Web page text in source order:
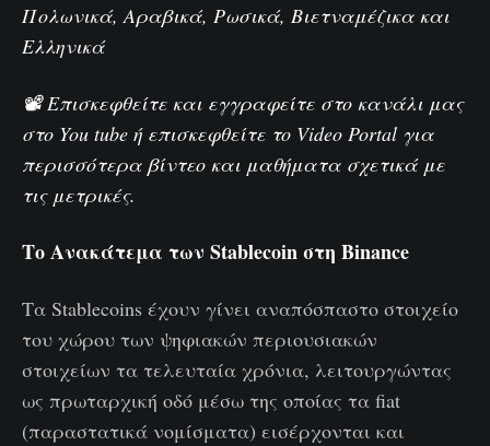
Πολωνικά, Αραβικά, Ρωσικά, Βιετναμέζικα και
Ελληνικά
📽️ Επισκεφθείτε και εγγραφείτε στο κανάλι μας
στο You tube ή επισκεφθείτε το Video Portal για
περισσότερα βίντεο και μαθήματα σχετικά με
τις μετρικές.
Το Ανακάτεμα των Stablecoin στη Binance
Τα Stablecoins έχουν γίνει αναπόσπαστο στοιχείο
του χώρου των ψηφιακών περιουσιακών
στοιχείων τα τελευταία χρόνια, λειτουργώντας
ως πρωταρχική οδό μέσω της οποίας τα fiat
(παραστατικά νομίσματα) εισέρχονται και